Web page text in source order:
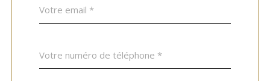
*
*